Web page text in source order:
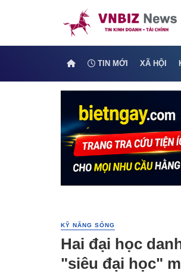
TIN MỚI XÃ HỘI
KỸ NĂNG SỐNG
Hai đại học
"siêu đại học"